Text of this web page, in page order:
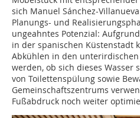
sich Manuel Sánchez-
Planungs- und
ungeahntes Potenzial:
in der spanischen Küstenstadt
Abkühlen in den
werden, ob sich dieses Wasser
von Toilettenspülung sowie
Gemeinschaftszentrums
Fußabdruck noch weiter